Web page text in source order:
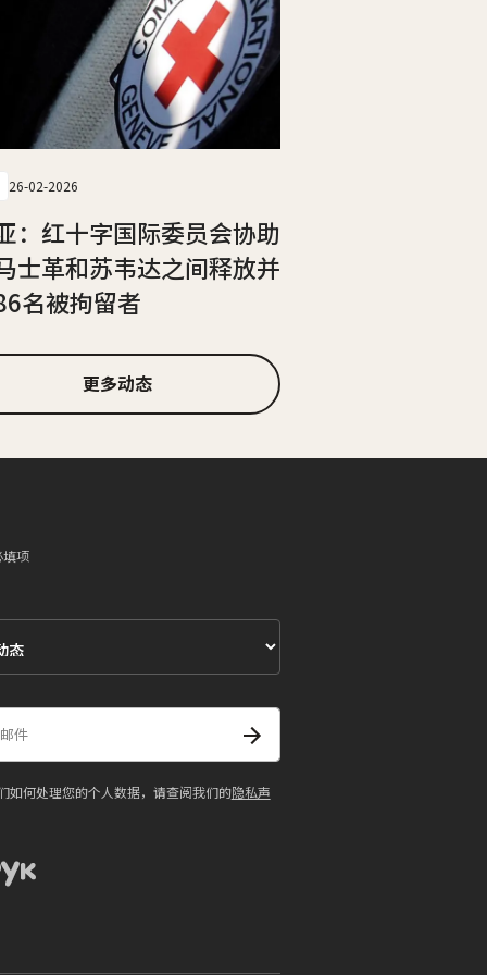
26-02-2026
：红十字国际委员会协助
士革和苏韦达之间释放并
名被拘留者
更多动态
项
如何处理您的个人数据，请查阅我们的隐私声